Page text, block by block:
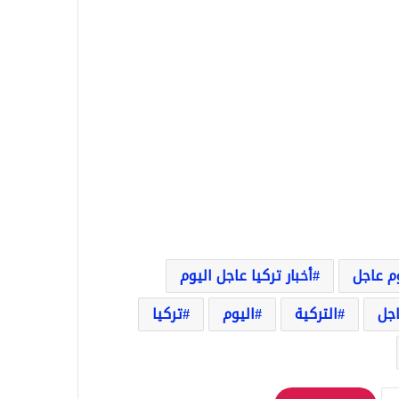
عاجل
أخبار تركيا عاجل اليوم
التركية اليوم تركيا